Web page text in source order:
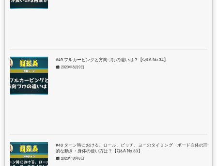
#49 フルカービングと方向づけの違いは？【Q&A No.34】
2020年8月9日
#48 ターン時における、ロール、ピッチ、ヨーのタイミング・ボード自体の理想
的な動き・身体の使い方は？【Q&A No.33】
2020年8月8日